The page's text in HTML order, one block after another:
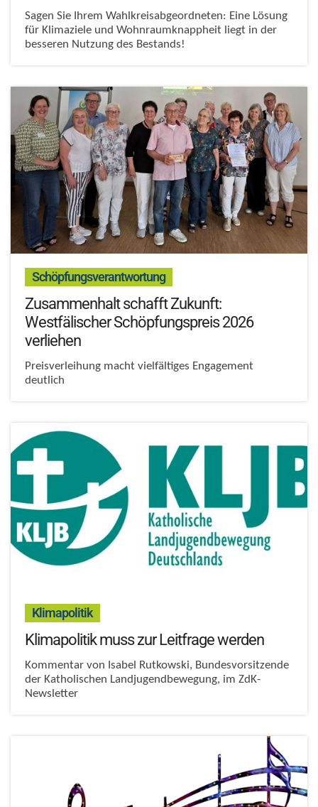
Sagen Sie Ihrem Wahlkreisabgeordneten: Eine Lösung
für Klimaziele und Wohnraumknappheit liegt in der
besseren Nutzung des Bestands!
Schöpfungsverantwortung:
Zusammenhalt schafft Zukunft:
Westfälischer Schöpfungspreis 2026
verliehen
Preisverleihung macht vielfältiges Engagement
deutlich
Klimapolitik:
Klimapolitik muss zur Leitfrage werden
Kommentar von Isabel Rutkowski, Bundesvorsitzende
der Katholischen Landjugendbewegung, im ZdK-
Newsletter